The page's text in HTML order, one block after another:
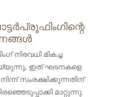
നിരവധി മികച്ച
ഇത് ഘടനകളെ
സംരക്ഷിക്കുന്നതിന്
മാറ്റുന്നു.